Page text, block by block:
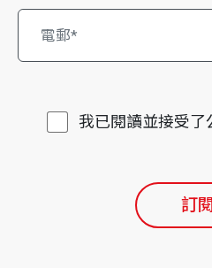
我已閱讀並接受了
訂閱